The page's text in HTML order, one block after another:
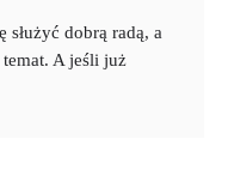
służyć dobrą radą, a
A jeśli już